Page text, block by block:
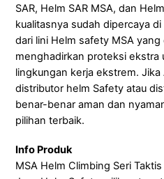
SAR, Helm SAR MSA, dan
kualitasnya sudah dipercaya
dari lini Helm safety MSA
menghadirkan proteksi ekstra
lingkungan kerja ekstrem.
distributor helm Safety atau
benar-benar aman dan
pilihan terbaik.
Info Produk
MSA Helm Climbing Seri